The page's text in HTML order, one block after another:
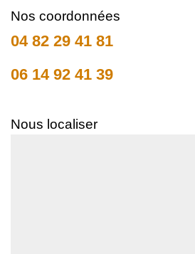
Nos coordonnées
04 82 29 41 81
06 14 92 41 39
Nous localiser